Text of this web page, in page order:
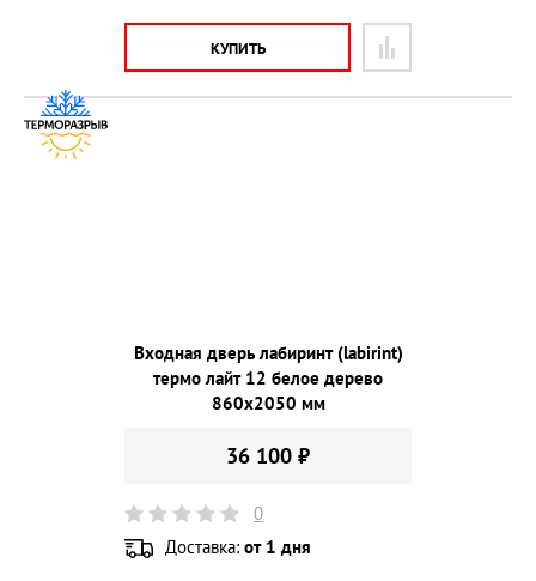
КУПИТЬ
Входная дверь лабиринт (labirint)
термо лайт 12 белое дерево
860х2050 мм
36 100 ₽
0
Доставка: от 1 дня